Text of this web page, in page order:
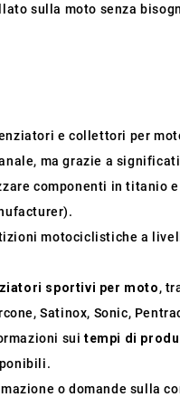
sulla moto senza
e collettori per
ma grazie a
componenti in titanio
motociclistiche a
sportivi per moto,
Satinox, Sonic,
sui tempi di
o domande sulla